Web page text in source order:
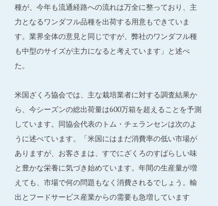
種が、今年も流通経路への流れは万全に整っており、主
力となるワンダフル品種を出荷する用意もできていま
す。業界全体の意見と同じですが、弊社のワンダフル種
も中型のサイズが主力になると考えています」と述べ
た。
米国ざくろ協会では、主な栽培業者に対する調査結果か
ら、今シーズンの総出荷量は600万箱を超えることを予測
しています。同協会代表のトム・チェランセンは次のよ
うに述べています。「米国にはまだ消費率の低い市場が
ありますが、お客さまは、すでにざくろのすばらしい味
と豊かな栄養に気づき始めています。年間の生産量が増
えても、市場で何の問題もなく消費されるでしょう。輸
出とフードサービス産業からの需要も急増しています